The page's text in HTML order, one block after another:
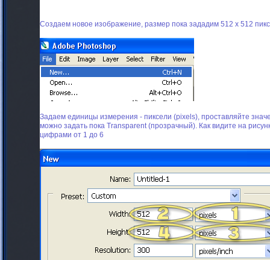
Создаем новое изображение, размер пока зададим 512 x 512
Задаем единицы измерения - пиксели (pixels), проставляйте
можно задать пока Transparent (прозрачный). Как видите на
цифрами от 1 до 6